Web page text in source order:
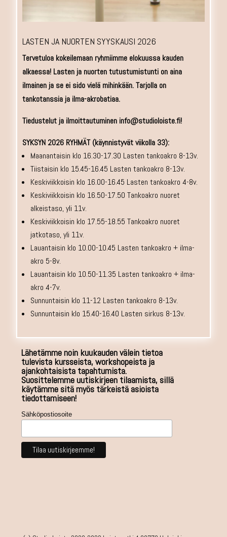
LASTEN JA NUORTEN SYYSKAUSI 2026
Tervetuloa kokeilemaan ryhmiimme elokuussa kauden
alkaessa! Lasten ja nuorten tutustumistunti on aina
ilmainen ja se ei sido vielä mihinkään. Tarjolla on
tankotanssia ja ilma-akrobatiaa.
Tiedustelut ja ilmoittautuminen info@studioloiste.fi!
SYKSYN 2026 RYHMÄT (käynnistyvät viikolla 33):
Maanantaisin klo 16.30-17.30 Lasten tankoakro 8-13v.
Tiistaisin klo 15.45-16.45 Lasten tankoakro 8-13v.
Keskiviikkoisin klo 16.00-16.45 Lasten tankoakro 4-8v.
Keskiviikkoisin klo 16.50-17.50 Tankoakro nuoret
alkeistaso, yli 11v.
Keskiviikkoisin klo 17.55-18.55 Tankoakro nuoret
jatkotaso, yli 11v.
Lauantaisin klo 10.00-10.45 Lasten tankoakro + ilma-
akro 5-8v.
Lauantaisin klo 10.50-11.35 Lasten tankoakro + ilma-
akro 4-7v.
Sunnuntaisin klo 11-12 Lasten tankoakro 8-13v.
Sunnuntaisin klo 15.40-16.40 Lasten sirkus 8-13v.
Lähetämme noin kuukauden välein tietoa
tulevista kursseista, workshopeista ja
ajankohtaisista tapahtumista.
Suosittelemme uutiskirjeen tilaamista, sillä
käytämme sitä myös tärkeistä asioista
tiedottamiseen!
Sähköpostiosoite